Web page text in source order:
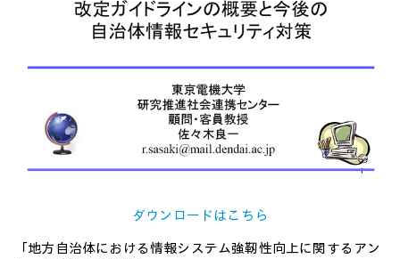
ダウンロードはこちら
「地方自治体における情報システム強靭性向上に関するアン